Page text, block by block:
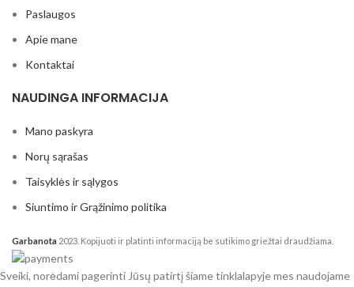
Paslaugos
Apie mane
Kontaktai
NAUDINGA INFORMACIJA
Mano paskyra
Norų sąrašas
Taisyklės ir sąlygos
Siuntimo ir Grąžinimo politika
Garbanota 2023. Kopijuoti ir platinti informaciją be sutikimo griežtai draudžiama.
Sveiki, norėdami pagerinti Jūsų patirtį šiame tinklalapyje mes naudojame